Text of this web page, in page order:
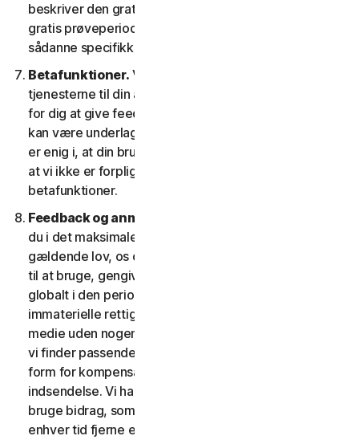
beskriver den gratis prøveperiode. Din brug af den
gratis prøveperiode afhænger af, at du efterlever
sådanne specifikke betingelser.
Betafunktioner. Vi kan inkludere betafunktioner i
tjenesterne til din anvendelse, hvilket gør det muligt
for dig at give feedback. Din brug af betafunktioner
kan være underlagt betaling af gebyrer. Du forstår og
er enig i, at din brug af betafunktionerne er frivillig, og
at vi ikke er forpligtet til at give dig nogen
betafunktioner.
Feedback og anmeldelser.
du i det maksimale omfang, der er tilladt i henhold til
gældende lov, os og vores datterselskaber tilladelse
til at bruge, gengive, kopiere og oversætte dit indlæg
globalt i den periode, indlæggene er beskyttet af
immaterielle rettigheder, i enhver form og på ethvert
medie uden nogen begrænsning på nogen måde, som
vi finder passende. Der vil ikke blive udbetalt nogen
form for kompensation i forbindelse med brug af din
indsendelse. Vi har ingen forpligtelse til at sende og
bruge bidrag, som du måtte indsende, og vi kan frit til
enhver tid fjerne ethvert bidrag, særligt hvis det